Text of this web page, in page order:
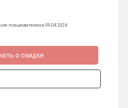
пользователями 09.04.2024
о скидке